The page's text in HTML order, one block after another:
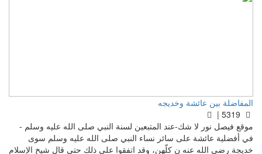
المفاضلة بين عائشة وخديجه
موقع فيصل نور لا شك-عند المتبعين لسنة النبي صلى الله عليه وسلم -
في أفضلية عائشة على سائر نساء النبي صلى الله عليه وسلم سوى
خديجة رضي الله عنه ن كلّهن، وقد اتفقوا على ذلك حتى قال شيخ الإسلام